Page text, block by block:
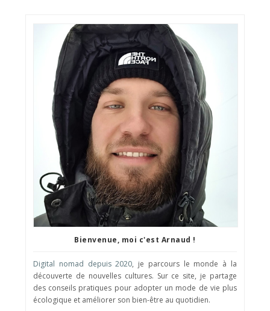
Bienvenue, moi c'est Arnaud !
Digital nomad depuis 2020, je parcours le monde à la
découverte de nouvelles cultures. Sur ce site, je partage
des conseils pratiques pour adopter un mode de vie plus
écologique et améliorer son bien-être au quotidien.